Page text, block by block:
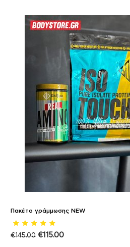
Πακέτο γράμμωσης NEW
€145.00 €115.00